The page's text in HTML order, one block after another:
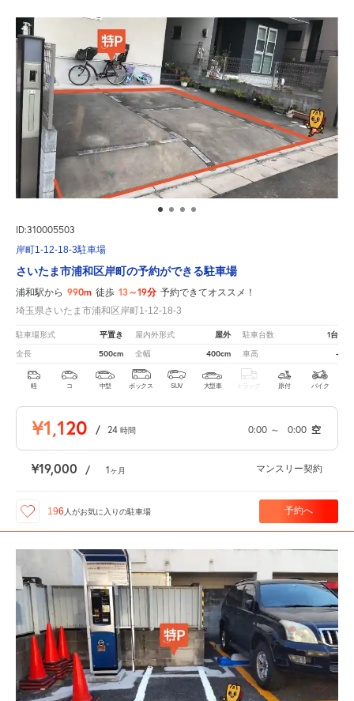
ID:310005503
岸町1-12-18-3駐車場
さいたま市浦和区岸町の予約ができる駐車場
浦和駅から 990m 徒歩 13～19分 予約できてオススメ！
埼玉県さいたま市浦和区岸町1-12-18-3
駐車場形式 平置き 屋内外形式 屋外 駐車台数 1台
全長 500cm 全幅 400cm 車高 -
軽 コ 中型 ボックス SUV 大型車 トラック 原付 バイク
¥1,120 / 24 時間 0:00 ～ 0:00 空
¥19,000 / 1ヶ月 マンスリー契約
196 人がお気に入りの駐車場 予約へ